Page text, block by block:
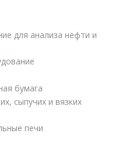
для анализа нефти и
бумага
сыпучих и вязких
печи